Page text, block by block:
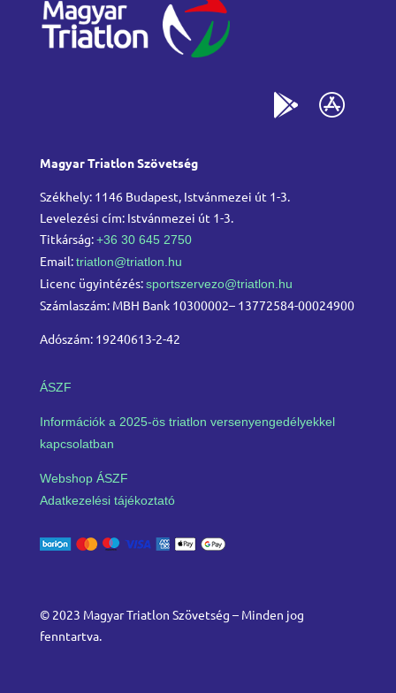
Magyar Triatlon Szövetség
Székhely: 1146 Budapest, Istvánmezei út 1-3.
Levelezési cím: Istvánmezei út 1-3.
Titkárság:+36 30 645 2750
Email:triatlon@triatlon.hu
Licenc ügyintézés:sportszervezo@triatlon.hu
Számlaszám: MBH Bank 10300002– 13772584-00024900
Adószám: 19240613-2-42
ÁSZF
Információk a 2025-ös triatlon versenyengedélyekkel
kapcsolatban
Webshop ÁSZF
Adatkezelési tájékoztató
© 2023 Magyar Triatlon Szövetség – Minden jog
fenntartva.